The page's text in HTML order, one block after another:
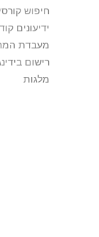
חיפוש
ידיעונים
מעבדת
רישום
מלגות